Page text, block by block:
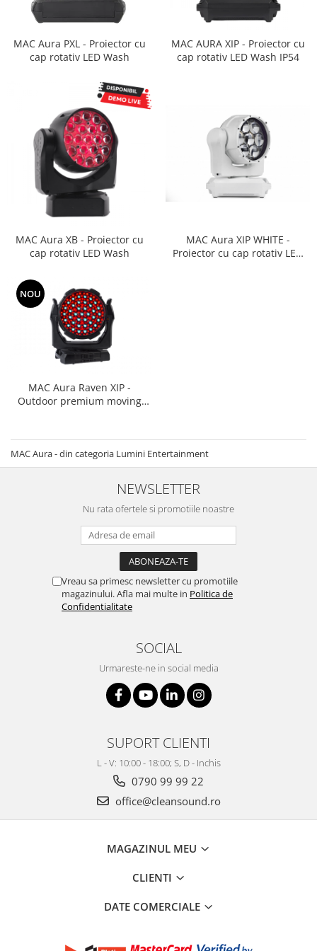
Accesorii Generale
Boxe
Accesorii pentru boxe
Line Array Active
Monitoare de scena
Subwoofere Active
Subwoofere Pasive
Cabluri si conectori
Accesorii pt. Cabluri
Adaptoare Audio
Cabluri Audio cu Conectori
Conectori Audio
Stage Box Multicore
Casti cu fir
Casti fara fir
DI Box
Interfete audio
Accesorii pentru Microfoane
Headset-uri si lavaliere
Microfoane cu fir pentru live
Microfoane de captura
Microfoane pentru instrumente
Microfoane USB - Podcast, Gaming
Sisteme wireless
Stative pentru Microfoane
Moving head-uri – Spot
Proiectoare Lumini
Ventilatoare
MAC Aura PXL - Proiector cu
cap rotativ LED Wash
MAC AURA XIP - Proiector cu
cap rotativ LED Wash IP54
MAC Aura XB - Proiector cu
cap rotativ LED Wash
MAC Aura XIP WHITE -
Proiector cu cap rotativ LED
NOU
MAC Aura Raven XIP -
Outdoor premium moving
MAC Aura - din categoria Lumini Entertainment
NEWSLETTER
Nu rata ofertele si promotiile noastre
Vreau sa primesc newsletter cu promotiile
magazinului. Afla mai multe in Politica de
Confidentialitate
SOCIAL
Urmareste-ne in social media
SUPORT CLIENTI
L - V: 10:00 - 18:00; S, D - Inchis
0790 99 99 22
office@cleansound.ro
MAGAZINUL MEU
CLIENTI
DATE COMERCIALE